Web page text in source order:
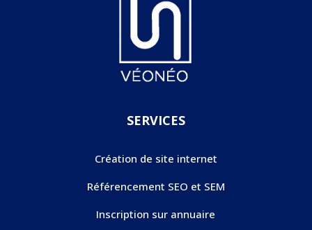
SERVICES
Création de site internet
Référencement SEO et SEM
Inscription sur annuaire